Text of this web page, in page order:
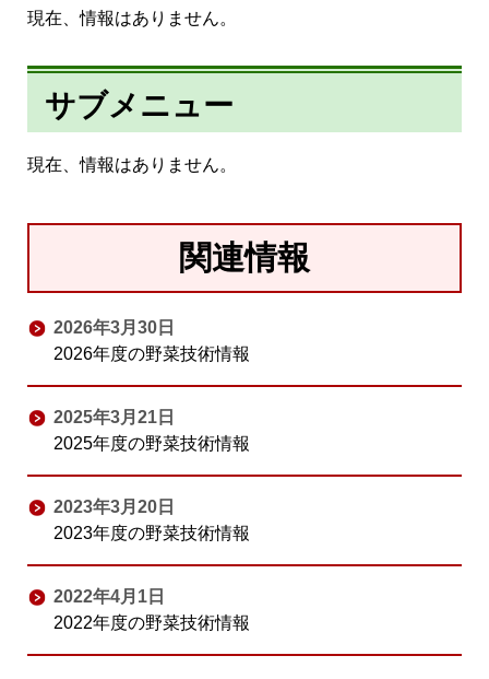
現在、情報はありません。
サブメニュー
現在、情報はありません。
関連情報
2026年3月30日
2026年度の野菜技術情報
2025年3月21日
2025年度の野菜技術情報
2023年3月20日
2023年度の野菜技術情報
2022年4月1日
2022年度の野菜技術情報